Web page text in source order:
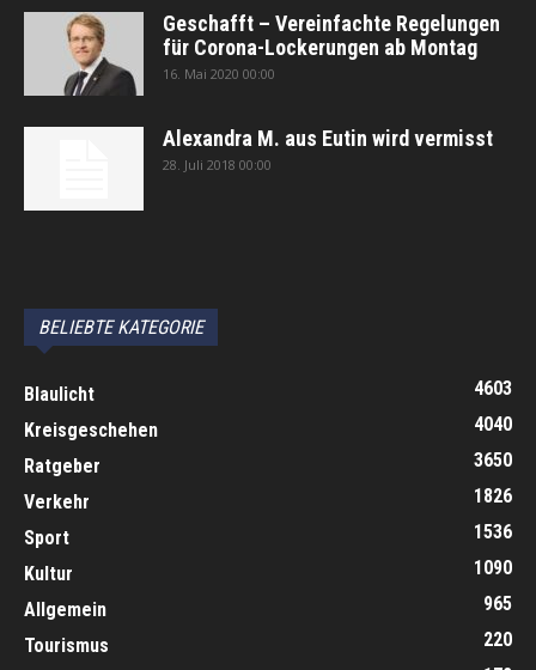
Geschafft – Vereinfachte Regelungen
für Corona-Lockerungen ab Montag
16. Mai 2020 00:00
Alexandra M. aus Eutin wird vermisst
28. Juli 2018 00:00
BELIEBTE KATEGORIE
Blaulicht
4603
Kreisgeschehen
4040
Ratgeber
3650
Verkehr
1826
Sport
1536
Kultur
1090
Allgemein
965
Tourismus
220